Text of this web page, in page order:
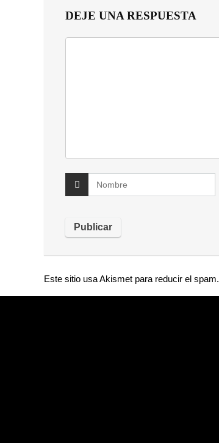
DEJE UNA RESPUESTA
Este sitio usa Akismet para reducir el spam.